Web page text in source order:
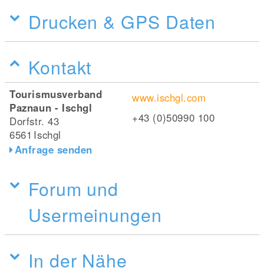
Drucken & GPS Daten
Kontakt
Tourismusverband
Paznaun - Ischgl
Dorfstr. 43
6561 Ischgl
Anfrage senden
www.ischgl.com
+43 (0)50990 100
Forum und
Usermeinungen
In der Nähe